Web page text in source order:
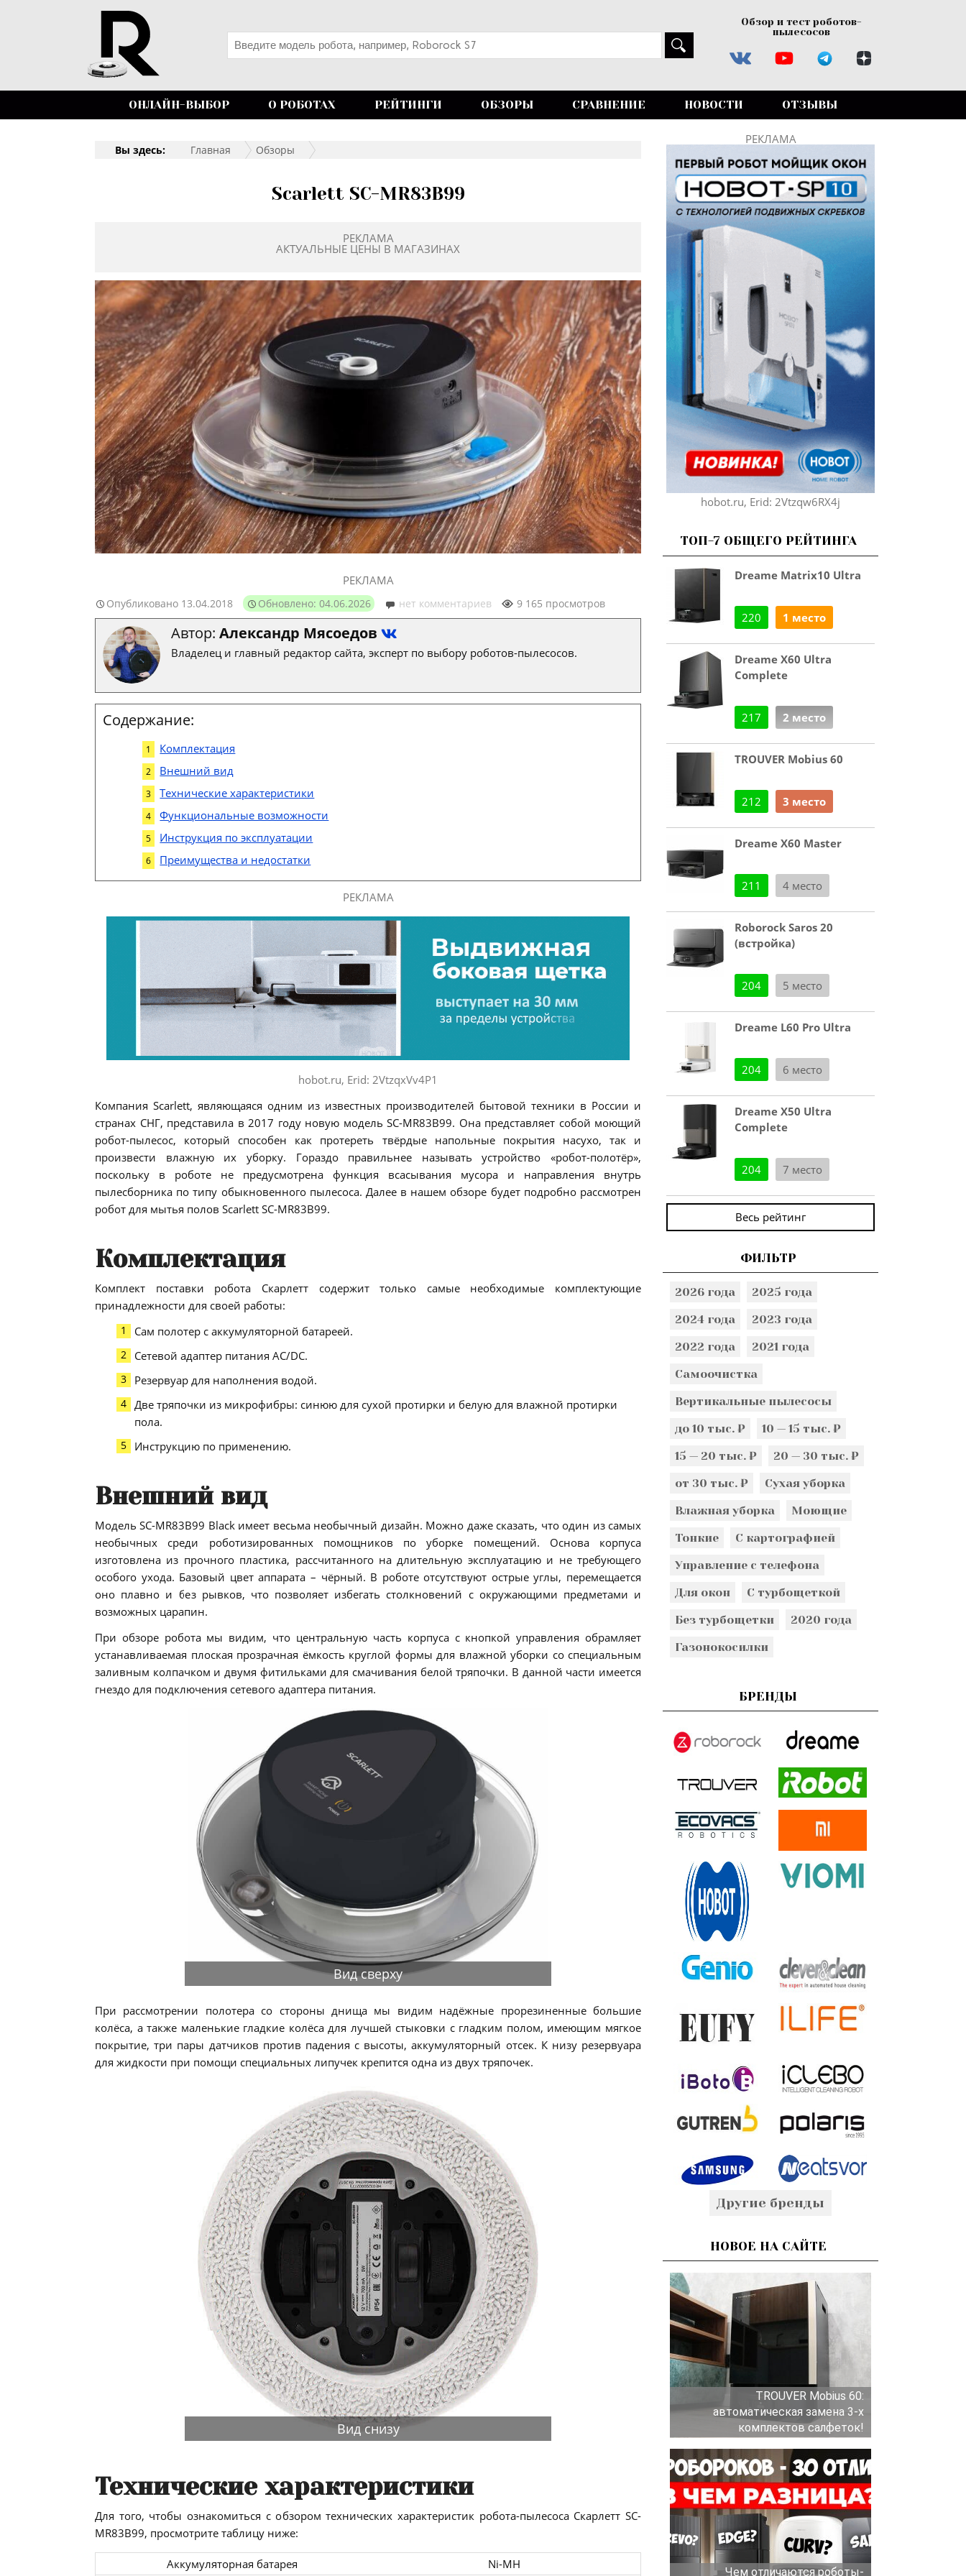
Обзор и тест роботов-
пылесосов
ОНЛАЙН-ВЫБОР О РОБОТАХ РЕЙТИНГИ ОБЗОРЫ СРАВНЕНИЕ НОВОСТИ ОТЗЫВЫ
Вы здесь: Главная Обзоры
Scarlett SC-MR83B99
РЕКЛАМА
АКТУАЛЬНЫЕ ЦЕНЫ В МАГАЗИНАХ
РЕКЛАМА
Опубликовано 13.04.2018 Обновлено: 04.06.2026 нет комментариев 9 165 просмотров
Автор: Александр Мясоедов
Владелец и главный редактор сайта, эксперт по выбору роботов-пылесосов.
Содержание:
Комплектация
Внешний вид
Технические характеристики
Функциональные возможности
Инструкция по эксплуатации
Преимущества и недостатки
РЕКЛАМА
hobot.ru, Erid: 2VtzqxVv4P1
Компания Scarlett, являющаяся одним из известных производителей бытовой техники в России и
странах СНГ, представила в 2017 году новую модель SC-MR83B99. Она представляет собой моющий
робот-пылесос, который способен как протереть твёрдые напольные покрытия насухо, так и
произвести влажную их уборку. Гораздо правильнее называть устройство «робот-полотёр»,
поскольку в роботе не предусмотрена функция всасывания мусора и направления внутрь
пылесборника по типу обыкновенного пылесоса. Далее в нашем обзоре будет подробно рассмотрен
робот для мытья полов Scarlett SC-MR83B99.
Комплектация
Комплект поставки робота Скарлетт содержит только самые необходимые комплектующие
принадлежности для своей работы:
Сам полотер с аккумуляторной батареей.
Сетевой адаптер питания АС/DC.
Резервуар для наполнения водой.
Две тряпочки из микрофибры: синюю для сухой протирки и белую для влажной протирки
пола.
Инструкцию по применению.
Внешний вид
Модель SC-MR83B99 Black имеет весьма необычный дизайн. Можно даже сказать, что один из самых
необычных среди роботизированных помощников по уборке помещений. Основа корпуса
изготовлена из прочного пластика, рассчитанного на длительную эксплуатацию и не требующего
особого ухода. Базовый цвет аппарата – чёрный. В роботе отсутствуют острые углы, перемещается
оно плавно и без рывков, что позволяет избегать столкновений с окружающими предметами и
возможных царапин.
При обзоре робота мы видим, что центральную часть корпуса с кнопкой управления обрамляет
устанавливаемая плоская прозрачная ёмкость круглой формы для влажной уборки со специальным
заливным колпачком и двумя фитильками для смачивания белой тряпочки. В данной части имеется
гнездо для подключения сетевого адаптера питания.
Вид сверху
При рассмотрении полотера со стороны днища мы видим надёжные прорезиненные большие
колёса, а также маленькие гладкие колёса для лучшей стыковки с гладким полом, имеющим мягкое
покрытие, три пары датчиков против падения с высоты, аккумуляторный отсек. К низу резервуара
для жидкости при помощи специальных липучек крепится одна из двух тряпочек.
Вид снизу
Технические характеристики
Для того, чтобы ознакомиться с обзором технических характеристик робота-пылесоса Скарлетт SC-
MR83B99, просмотрите таблицу ниже:
Аккумуляторная батарея Ni-MH
РЕКЛАМА
hobot.ru, Erid: 2Vtzqw6RX4j
ТОП-7 ОБЩЕГО РЕЙТИНГА
Dreame Matrix10 Ultra
220 1 место
Dreame X60 Ultra
Complete
217 2 место
TROUVER Mobius 60
212 3 место
Dreame X60 Master
211 4 место
Roborock Saros 20
(встройка)
204 5 место
Dreame L60 Pro Ultra
204 6 место
Dreame X50 Ultra
Complete
204 7 место
Весь рейтинг
ФИЛЬТР
2026 года
2025 года
2024 года
2023 года
2022 года
2021 года
Самоочистка
Вертикальные пылесосы
до 10 тыс. ₽
10 — 15 тыс. ₽
15 — 20 тыс. ₽
20 — 30 тыс. ₽
от 30 тыс. ₽
Сухая уборка
Влажная уборка
Моющие
Тонкие
С картографией
Управление с телефона
Для окон
С турбощеткой
Без турбощетки
2020 года
Газонокосилки
БРЕНДЫ
Другие бренды
НОВОЕ НА САЙТЕ
TROUVER Mobius 60:
автоматическая замена 3-х
комплектов салфеток!
Чем отличаются роботы-